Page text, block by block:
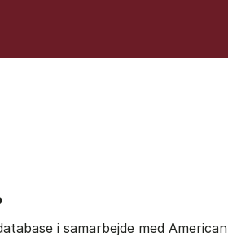
i samarbejde med American